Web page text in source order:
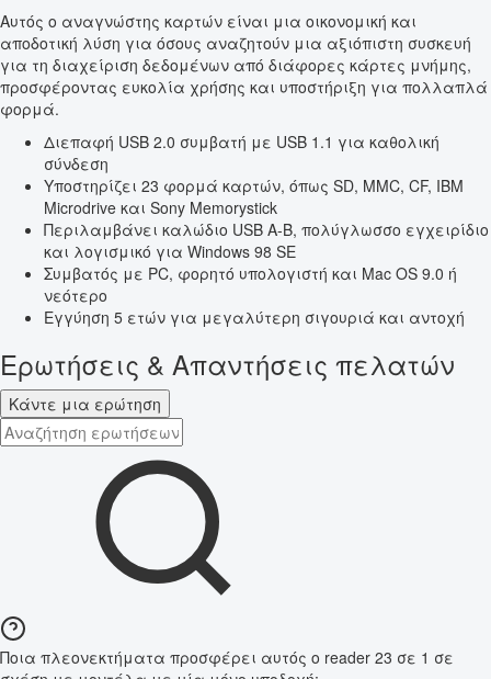
Αυτός ο αναγνώστης καρτών είναι μια οικονομική και
αποδοτική λύση για όσους αναζητούν μια αξιόπιστη συσκευή
για τη διαχείριση δεδομένων από διάφορες κάρτες μνήμης,
προσφέροντας ευκολία χρήσης και υποστήριξη για πολλαπλά
φορμά.
Διεπαφή USB 2.0 συμβατή με USB 1.1 για καθολική
σύνδεση
Υποστηρίζει 23 φορμά καρτών, όπως SD, MMC, CF, IBM
Microdrive και Sony Memorystick
Περιλαμβάνει καλώδιο USB A-B, πολύγλωσσο εγχειρίδιο
και λογισμικό για Windows 98 SE
Συμβατός με PC, φορητό υπολογιστή και Mac OS 9.0 ή
νεότερο
Εγγύηση 5 ετών για μεγαλύτερη σιγουριά και αντοχή
Ερωτήσεις & Απαντήσεις πελατών
Κάντε μια ερώτηση
Ποια πλεονεκτήματα προσφέρει αυτός ο reader 23 σε 1 σε